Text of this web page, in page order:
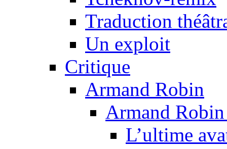
Traduction
Un exploit
Critique
Armand Robin
Armand
L’ultime